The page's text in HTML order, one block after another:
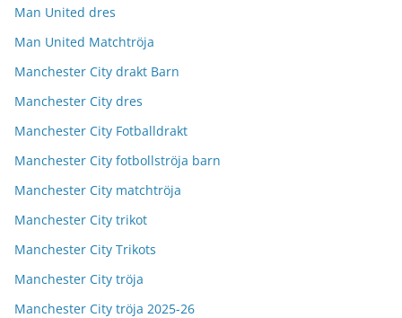
Man United dres
Man United Matchtröja
Manchester City drakt Barn
Manchester City dres
Manchester City Fotballdrakt
Manchester City fotbollströja barn
Manchester City matchtröja
Manchester City trikot
Manchester City Trikots
Manchester City tröja
Manchester City tröja 2025-26